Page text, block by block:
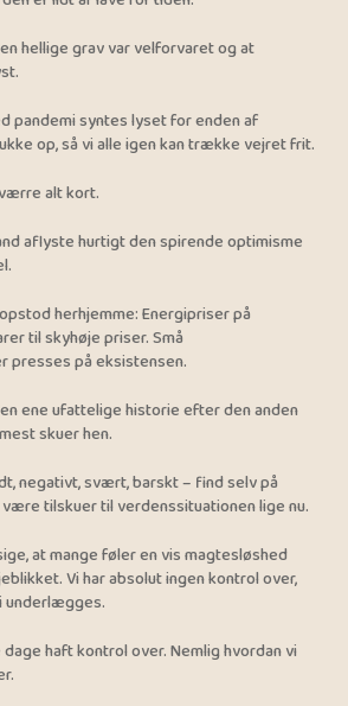
hellige grav var velforvaret og at
pandemi syntes lyset for enden af
op, så vi alle igen kan trække vejret frit.
alt kort.
aflyste hurtigt den spirende optimisme
herhjemme: Energipriser på
til skyhøje priser. Små
presses på eksistensen.
ene ufattelige historie efter den anden
skuer hen.
negativt, svært, barskt – find selv på
tilskuer til verdenssituationen lige nu.
at mange føler en vis magtesløshed
Vi har absolut ingen kontrol over,
underlægges.
dage haft kontrol over. Nemlig hvordan vi